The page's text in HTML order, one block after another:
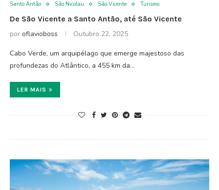
Santo Antão
São Nicolau São Vicente Turismo
De São Vicente a Santo Antão, até São Vicente
por oflavioboss Outubro 22, 2025
Cabo Verde, um arquipélago que emerge majestoso das
profundezas do Atlântico, a 455 km da…
LER MAIS